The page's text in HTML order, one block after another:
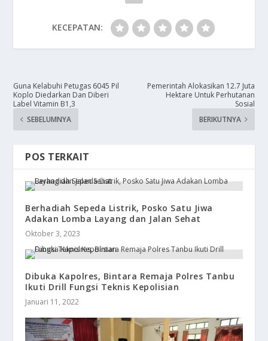
KECEPATAN:
Guna Kelabuhi Petugas 6045 Pil
Koplo Diedarkan Dan Diberi
Label Vitamin B1,3
SEBELUMNYA
Pemerintah Alokasikan 12.7 Juta
Hektare Untuk Perhutanan
Sosial
BERIKUTNYA
POS TERKAIT
Berhadiah Sepeda Listrik, Posko Satu Jiwa
Adakan Lomba Layang dan Jalan Sehat
Oktober 3, 2023
Dibuka Kapolres, Bintara Remaja Polres Tanbu
Ikuti Drill Fungsi Teknis Kepolisian
Januari 11, 2022